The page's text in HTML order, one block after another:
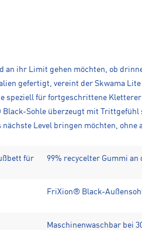
ihr Limit gehen möchten, ob
gefertigt, vereint der Skwama
speziell für fortgeschrittene
Sohle überzeugt mit
Level bringen möchten, ohne
für
99% recycelter Gummi an
FriXion® Black-
Maschinenwaschbar bei